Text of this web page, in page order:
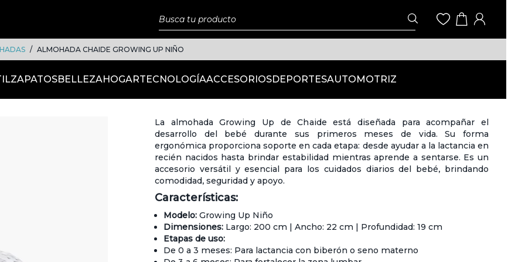
ALMOHADA CHAIDE GROWING UP NIÑO
ZAPATOSBELLEZAHOGARTECNOLOGÍAACCESORIOSDEPORTESAUTOMOTRIZ
La almohada Growing Up de Chaide está diseñada para acompañar el
desarrollo del bebé durante sus primeros meses de vida. Su forma
ergonómica proporciona soporte en cada etapa: desde ayudar a la lactancia en
recién nacidos hasta brindar estabilidad mientras aprende a sentarse. Es un
accesorio versátil y esencial para los cuidados diarios del bebé, brindando
comodidad, seguridad y apoyo.
Características:
Modelo: Growing Up Niño
Dimensiones: Largo: 200 cm | Ancho: 22 cm | Profundidad: 19 cm
Etapas de uso:
De 0 a 3 meses: Para lactancia con biberón o seno materno